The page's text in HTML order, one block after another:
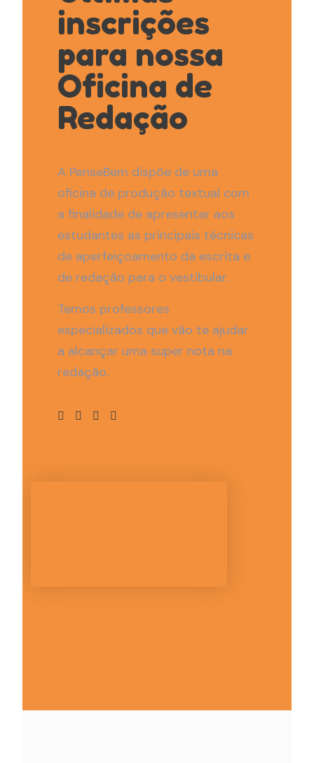
inscrições
para nossa
Oficina de
Redação
A PenseBem dispõe de uma
oficina de produção textual com
a finalidade de apresentar aos
estudantes as principais técnicas
de aperfeiçoamento da escrita e
de redação para o vestibular.
Temos professores
especializados que vão te ajudar
a alcançar uma super nota na
redação.